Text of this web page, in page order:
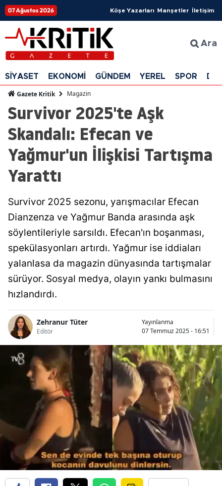
07 Ağustos 2026 Köşe Yazarları Manşetler İletişim
Ara
SİYASET EKONOMİ GÜNDEM YEREL SPOR
Gazete Kritik Magazin
Survivor 2025'te Aşk
Skandalı: Efecan ve
Yağmur'un İlişkisi Tartışma
Yarattı
Survivor 2025 sezonu, yarışmacılar Efecan
Dianzenza ve Yağmur Banda arasında aşk
söylentileriyle sarsıldı. Efecan'ın boşanması,
spekülasyonları artırdı. Yağmur ise iddiaları
yalanlasa da magazin dünyasında tartışmalar
sürüyor. Sosyal medya, olayın yankı bulmasını
hızlandırdı.
Zehranur Tüter
Editör
Yayınlanma
07 Temmuz 2025 - 16:51